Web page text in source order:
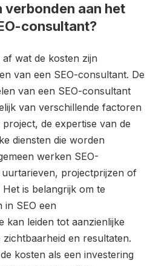
verbonden aan het
consultant?
wat de kosten zijn
van een SEO-consultant. De
van een SEO-consultant
van verschillende factoren
de expertise van de
diensten die worden
werken SEO-
projectprijzen of
is belangrijk om te
in SEO een
kan leiden tot aanzienlijke
en resultaten.
kosten als een investering